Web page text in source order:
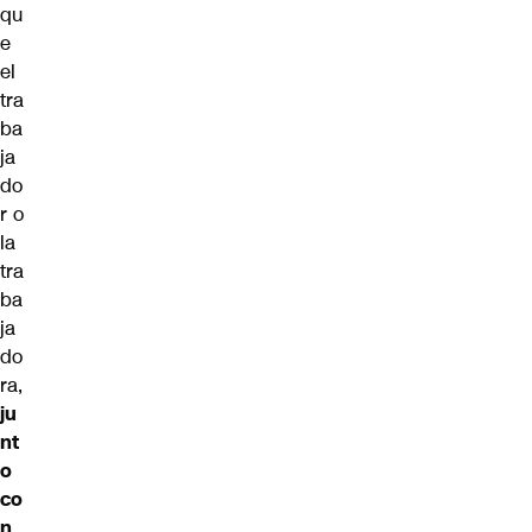
qu
e
el
tra
ba
ja
do
r o
la
tra
ba
ja
do
ra,
ju
nt
o
co